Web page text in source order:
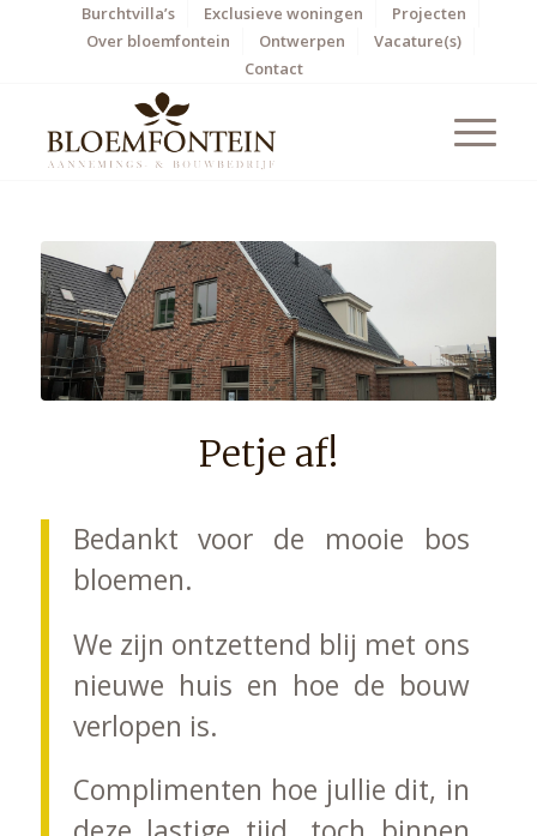
Burchtvilla’s Exclusieve woningen
Projecten
Over bloemfontein
Ontwerpen
Vacature(s)
Contact
Petje af!
Bedankt voor de mooie bos
bloemen.
We zijn ontzettend blij met ons
nieuwe huis en hoe de bouw
verlopen is.
Complimenten hoe jullie dit, in